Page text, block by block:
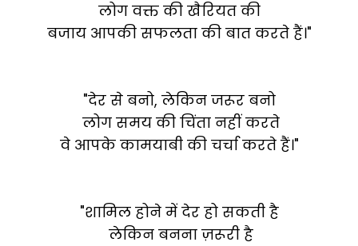
लोग वक्त की खैरियत की
बजाय आपकी सफलता की बात करते हैं।"
"देर से बनो, लेकिन जरूर बनो
लोग समय की चिंता नहीं करते
वे आपके कामयाबी की चर्चा करते हैं।"
"शामिल होने में देर हो सकती है
लेकिन बनना ज़रूरी है